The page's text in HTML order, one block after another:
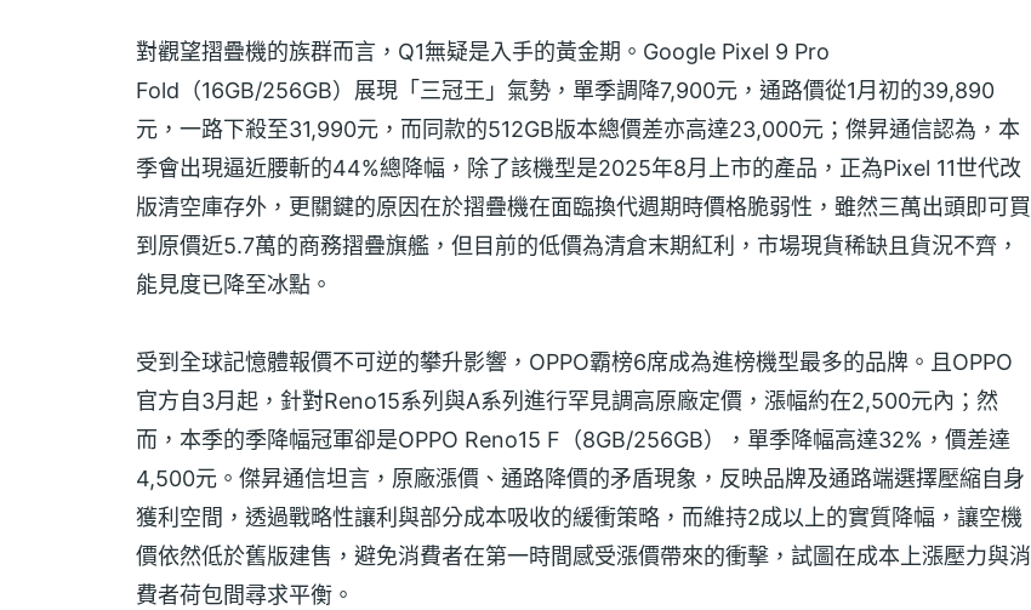
對觀望摺疊機的族群而言，Q1無疑是入手的黃金期。Google Pixel 9 Pro
Fold（16GB/256GB）展現「三冠王」氣勢，單季調降7,900元，通路價從1月初的39,890
元，一路下殺至31,990元，而同款的512GB版本總價差亦高達23,000元；傑昇通信認為，本
季會出現逼近腰斬的44%總降幅，除了該機型是2025年8月上市的產品，正為Pixel 11世代改
版清空庫存外，更關鍵的原因在於摺疊機在面臨換代週期時價格脆弱性，雖然三萬出頭即可買
到原價近5.7萬的商務摺疊旗艦，但目前的低價為清倉末期紅利，市場現貨稀缺且貨況不齊，
能見度已降至冰點。
受到全球記憶體報價不可逆的攀升影響，OPPO霸榜6席成為進榜機型最多的品牌。且OPPO
官方自3月起，針對Reno15系列與A系列進行罕見調高原廠定價，漲幅約在2,500元內；然
而，本季的季降幅冠軍卻是OPPO Reno15 F（8GB/256GB），單季降幅高達32%，價差達
4,500元。傑昇通信坦言，原廠漲價、通路降價的矛盾現象，反映品牌及通路端選擇壓縮自身
獲利空間，透過戰略性讓利與部分成本吸收的緩衝策略，而維持2成以上的實質降幅，讓空機
價依然低於舊版建售，避免消費者在第一時間感受漲價帶來的衝擊，試圖在成本上漲壓力與消
費者荷包間尋求平衡。